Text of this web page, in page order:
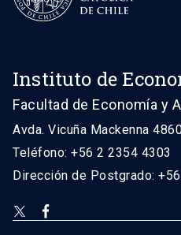
Instituto de
Facultad de Economía y
Avda. Vicuña Mackenna
Teléfono: +56 2 2354 4303
Dirección de Postgrado: